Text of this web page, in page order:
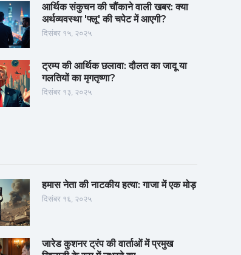
आर्थिक संकुचन की चौंकाने वाली खबर: क्या
अर्थव्यवस्था 'फ्लू' की चपेट में आएगी?
दिसंबर १५, २०२५
ट्रम्प की आर्थिक छलावा: दौलत का जादू या
गलतियों का मृगतृष्णा?
दिसंबर १३, २०२५
हमास नेता की नाटकीय हत्या: गाजा में एक मोड़
दिसंबर १६, २०२५
जारेड कुशनर ट्रंप की वार्ताओं में प्रमुख